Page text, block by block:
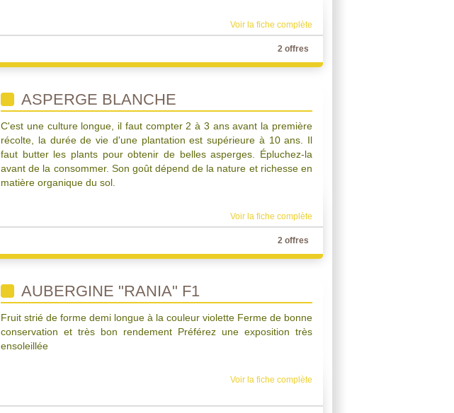
Voir la fiche complète
2 offres
ASPERGE BLANCHE
C'est une culture longue, il faut compter 2 à 3 ans avant la première
récolte, la durée de vie d'une plantation est supérieure à 10 ans. Il
faut butter les plants pour obtenir de belles asperges. Épluchez-la
avant de la consommer. Son goût dépend de la nature et richesse en
matière organique du sol.
Voir la fiche complète
2 offres
AUBERGINE "RANIA" F1
Fruit strié de forme demi longue à la couleur violette Ferme de bonne
conservation et très bon rendement Préférez une exposition très
ensoleillée
Voir la fiche complète